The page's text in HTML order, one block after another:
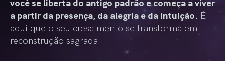
a partir da presença, da alegria e da intuição. É
aqui que o seu crescimento se transforma em
reconstrução sagrada.